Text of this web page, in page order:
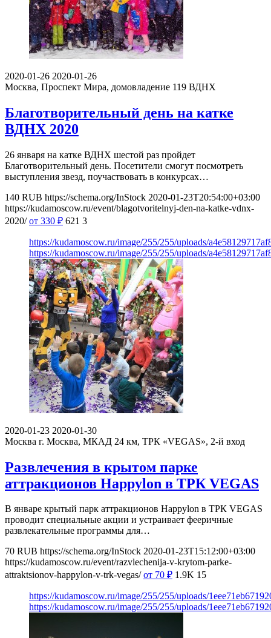
2020-01-26 2020-01-26
Москва, Проспект Мира, домовладение 119 ВДНХ
Благотворительный день на катке
ВДНХ 2020
26 января на катке ВДНХ шестой раз пройдет
Благотворительный день. Посетители смогут посмотреть
выступления звезд, поучаствовать в конкурсах…
140 RUB https://schema.org/InStock 2020-01-23T20:54:00+03:00
https://kudamoscow.ru/event/blagotvoritelnyj-den-na-katke-vdnx-
2020/ от 330 ₽ 621 3
https://kudamoscow.ru/image/255/255/uploads/
https://kudamoscow.ru/image/255/255/uploads/
2020-01-23 2020-01-30
Москва г. Москва, МКАД 24 км, ТРК «VEGAS», 2-й вход
Развлечения в крытом парке
аттракционов Happylon в ТРК VEGAS
В январе крытый парк аттракционов Happylon в ТРК VEGAS
проводит специальные акции и устраивает фееричные
развлекательные программы для…
70 RUB https://schema.org/InStock 2020-01-23T15:12:00+03:00
https://kudamoscow.ru/event/razvlechenija-v-krytom-parke-
attraktsionov-happylon-v-trk-vegas/ от 70 ₽ 1.9K 15
https://kudamoscow.ru/image/255/255/uploads/
https://kudamoscow.ru/image/255/255/uploads/